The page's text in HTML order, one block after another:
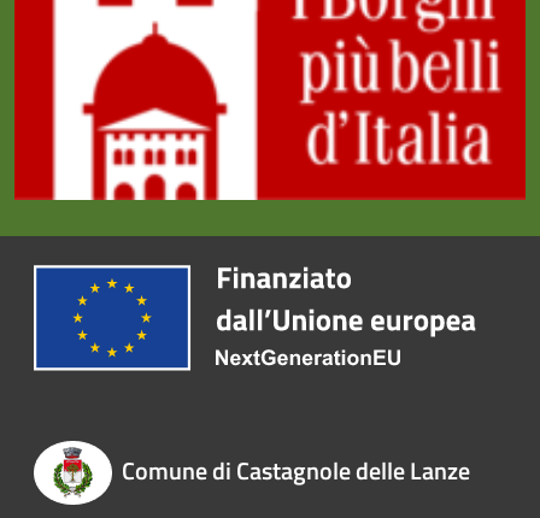
Comune di Castagnole delle Lanze